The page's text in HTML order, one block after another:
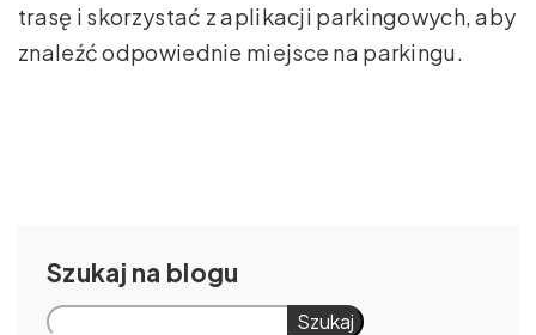
trasę i skorzystać z aplikacji parkingowych, aby
znaleźć odpowiednie miejsce na parkingu.
Szukaj
Szukaj